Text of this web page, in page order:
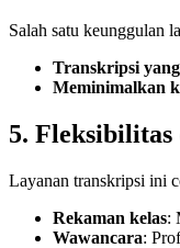
Salah satu keunggulan
Transkripsi
Meminimalkan
5. Fleksibilitas
Layanan transkripsi ini
Rekaman kelas:
Wawancara: